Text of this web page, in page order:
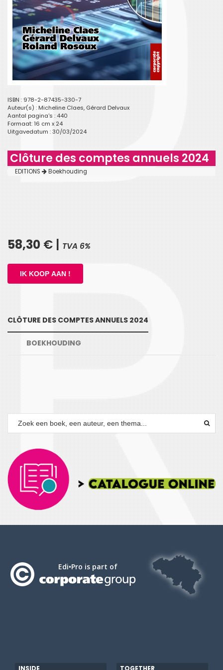
ISBN : 978-2-87435-330-7
Auteur(s) : Micheline Claes, Gérard Delvaux
Aantal pagina's : 440
Formaat: 16 cm x 24
Uitgavedatum : 30/03/2024
Clôture des comptes annuels 2024
EDITIONS Boekhouding
58,30 € | TVA 6%
CLÔTURE DES COMPTES ANNUELS 2024
BOEKHOUDING
Edi•Pro is part of